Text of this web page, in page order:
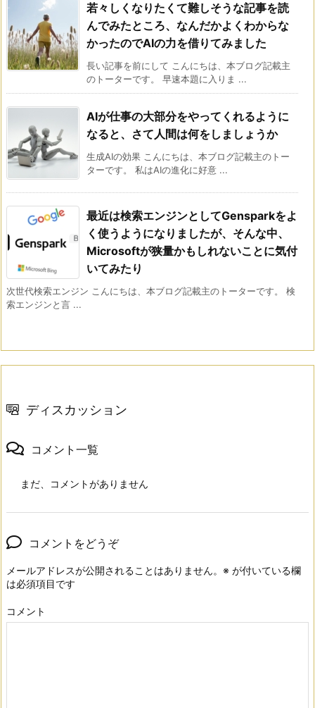
若々しくなりたくて難しそうな記事を読
んでみたところ、なんだかよくわからな
かったのでAIの力を借りてみました
長い記事を前にして こんにちは、本ブログ記載主
のトーターです。 早速本題に入りま ...
AIが仕事の大部分をやってくれるように
なると、さて人間は何をしましょうか
生成AIの効果 こんにちは、本ブログ記載主のトー
ターです。 私はAIの進化に好意 ...
最近は検索エンジンとしてGensparkをよ
く使うようになりましたが、そんな中、
Microsoftが狭量かもしれないことに気付
いてみたり
次世代検索エンジン こんにちは、本ブログ記載主のトーターです。 検
索エンジンと言 ...
ディスカッション
コメント一覧
まだ、コメントがありません
コメントをどうぞ
メールアドレスが公開されることはありません。 ※ が付いている欄
は必須項目です
コメント